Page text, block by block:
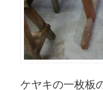
ケヤキの一枚板